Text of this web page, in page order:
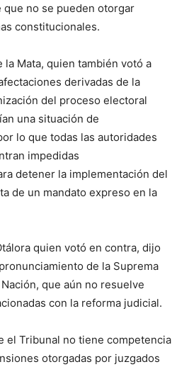
no se pueden otorgar
constitucionales.
la Mata, quien también votó a
derivadas de la
del proceso electoral
una situación de
lo que todas las autoridades
impedidas
detener la implementación del
de un mandato expreso en la
quien votó en contra, dijo
de la Suprema
que aún no resuelve
con la reforma judicial.
el Tribunal no tiene competencia
otorgadas por juzgados